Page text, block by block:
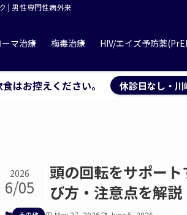
| 男性専門性病外来
マ治療 梅毒治療 HIV/エイズ予防薬
はお控えください。 休診日なし・
頭の回転をサポー
び方・注意点を解説
2026
6/05